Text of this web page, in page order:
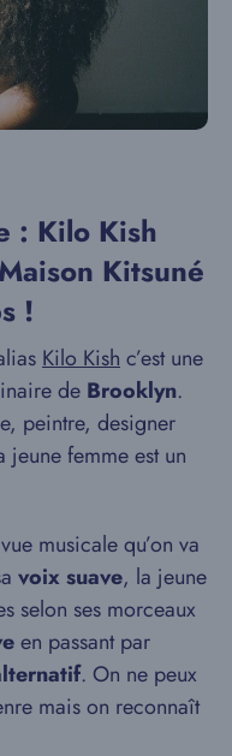
: Kilo Kish
Kitsuné
!
Kilo Kish c’est une
de Brooklyn.
peintre, designer
femme est un
musicale qu’on va
voix suave, la jeune
selon ses morceaux
en passant par
. On ne peux
mais on reconnaît